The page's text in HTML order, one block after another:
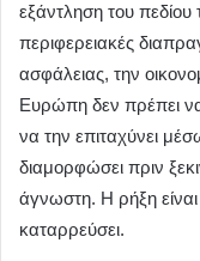
εξάντληση του πεδίου
περιφερειακές
ασφάλειας, την
Ευρώπη δεν πρέπει
να την επιταχύνει
διαμορφώσει πριν
άγνωστη. Η ρήξη
καταρρεύσει.